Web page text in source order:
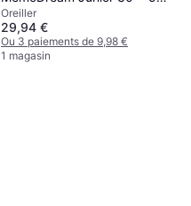
x 9 cm
Oreiller
29,94 €
Ou 3 paiements de 9,98 €
1 magasin